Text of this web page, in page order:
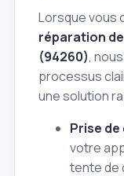
Lorsque vous
réparation
(94260),
processus
une solution
Prise
votre
tente de